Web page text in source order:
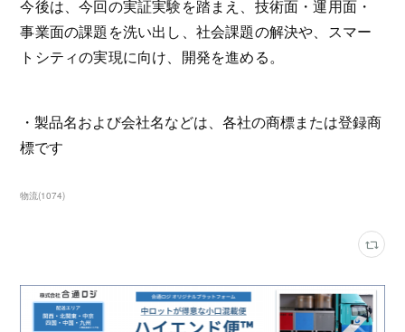
今後は、今回の実証実験を踏まえ、技術面・運用面・
事業面の課題を洗い出し、社会課題の解決や、スマー
トシティの実現に向け、開発を進める。
・製品名および会社名などは、各社の商標または登録商
標です
物流(1074)